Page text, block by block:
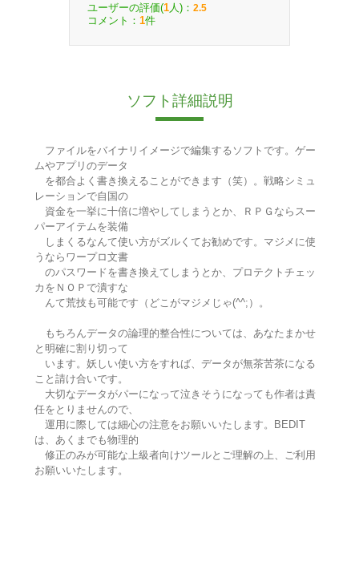
ユーザーの評価(1 人)： 2.5
コメント： 1件
ソフト詳細説明
ファイルをバイナリイメージで編集するソフトです。ゲー
ムやアプリのデータ
を都合よく書き換えることができます（笑）。戦略シミュ
レーションで自国の
資金を一挙に十倍に増やしてしまうとか、ＲＰＧならスー
パーアイテムを装備
しまくるなんて使い方がズルくてお勧めです。マジメに使
うならワープロ文書
のパスワードを書き換えてしまうとか、プロテクトチェッ
カをＮＯＰで潰すな
んて荒技も可能です（どこがマジメじゃ(^^;）。
もちろんデータの論理的整合性については、あなたまかせ
と明確に割り切って
います。妖しい使い方をすれば、データが無茶苦茶になる
こと請け合いです。
大切なデータがパーになって泣きそうになっても作者は責
任をとりませんので、
運用に際しては細心の注意をお願いいたします。BEDIT
は、あくまでも物理的
修正のみが可能な上級者向けツールとご理解の上、ご利用
お願いいたします。